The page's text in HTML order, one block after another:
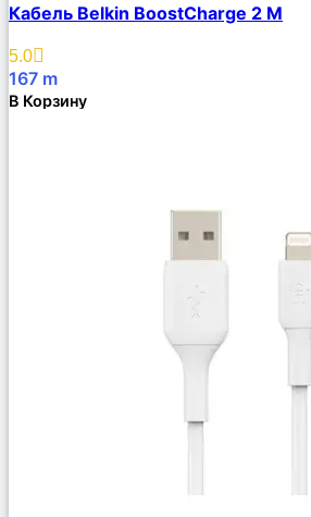
Описание
Избранное
Кабель Belkin BoostCharge 2 М
5.0
167 m
В Корзину